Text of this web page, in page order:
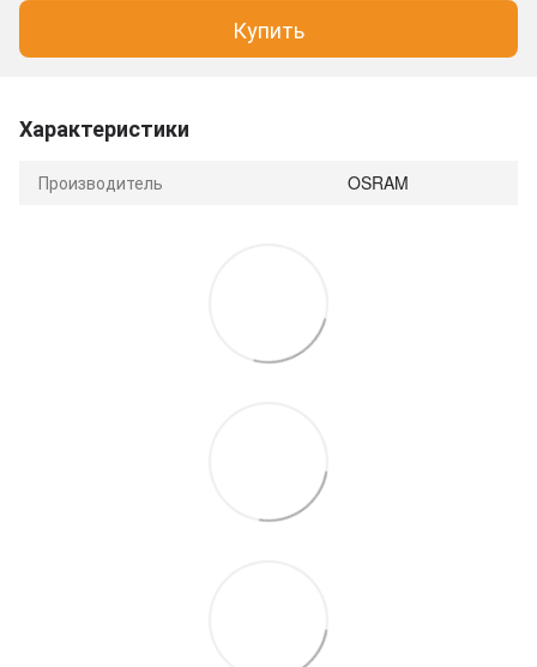
Купить
Характеристики
Производитель OSRAM